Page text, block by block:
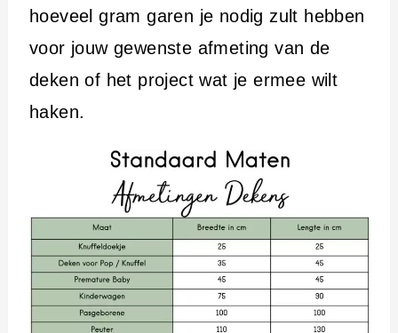
hoeveel gram garen je nodig zult hebben
voor jouw gewenste afmeting van de
deken of het project wat je ermee wilt
haken.